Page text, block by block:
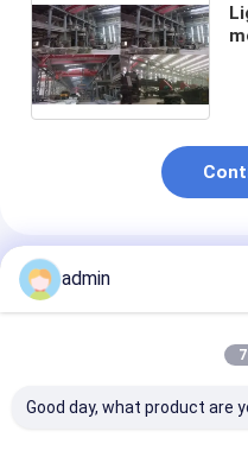
Produits Recommandés
admin
Good day, what product are